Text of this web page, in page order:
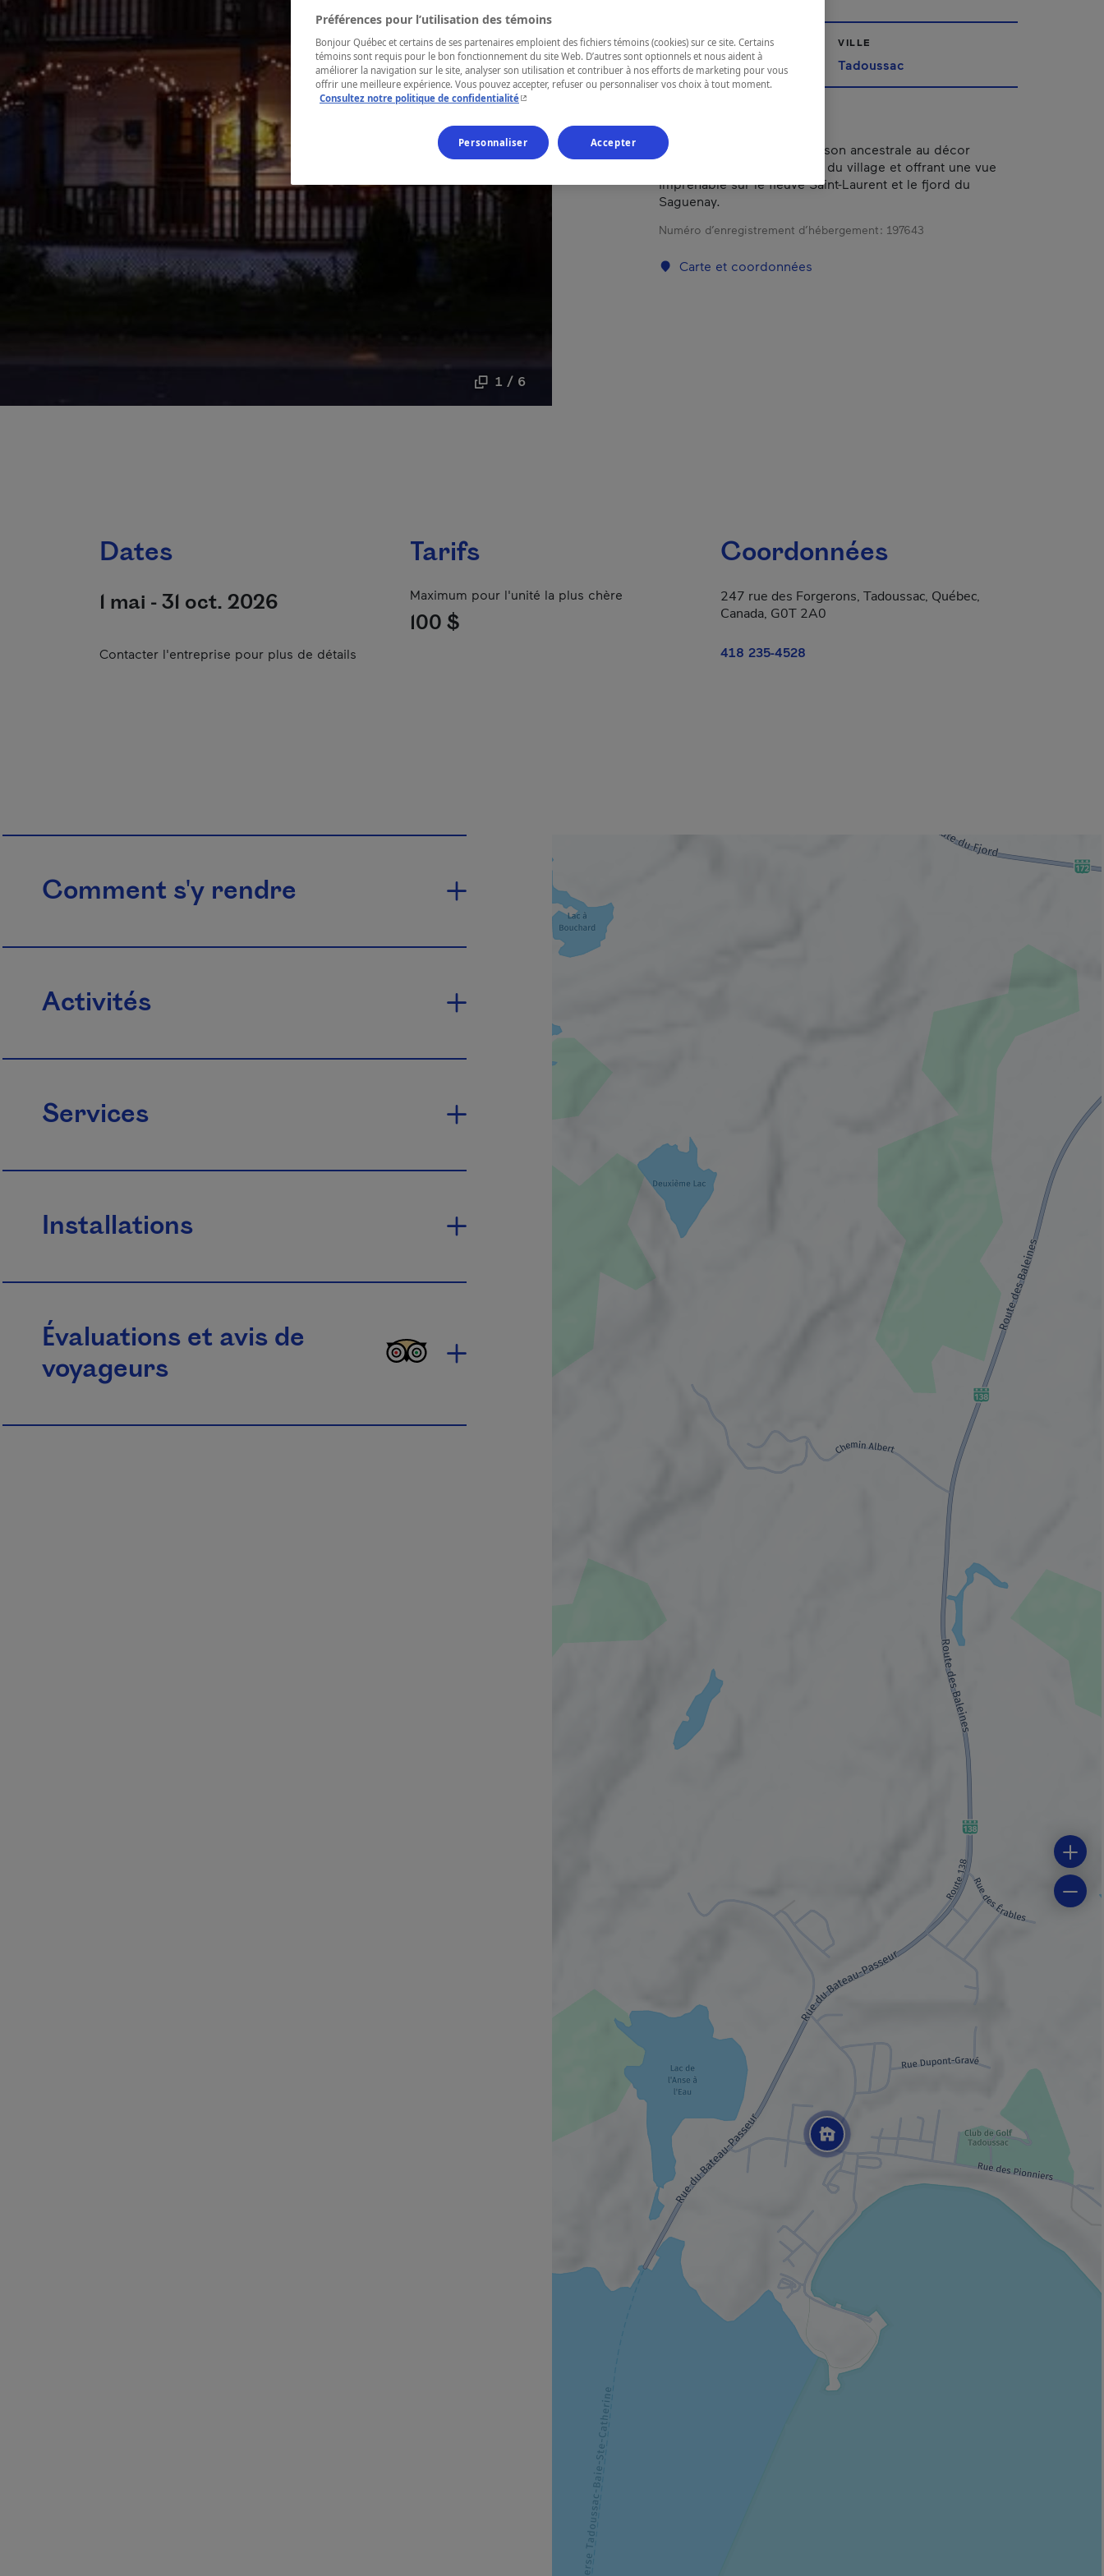
1 / 6
RÉGION
Côte-Nord
VILLE
Tadoussac
Venez relaxer dans une maison ancestrale au décor
chaleureux, située au cœur du village et offrant une vue
imprenable sur le fleuve Saint-Laurent et le fjord du
Saguenay.
Numéro d’enregistrement d’hébergement : 197643
Carte et coordonnées
Dates
1 mai - 31 oct. 2026
Contacter l'entreprise pour plus de détails
Tarifs
Maximum pour l'unité la plus chère
100 $
Coordonnées
247 rue des Forgerons, Tadoussac, Québec,
Canada, G0T 2A0
418 235-4528
Comment s'y rendre
Activités
Services
Installations
Évaluations et avis de
voyageurs
Préférences pour l’utilisation des témoins
Bonjour Québec et certains de ses partenaires emploient des fichiers témoins (cookies) sur ce site. Certains
témoins sont requis pour le bon fonctionnement du site Web. D’autres sont optionnels et nous aident à
améliorer la navigation sur le site, analyser son utilisation et contribuer à nos efforts de marketing pour vous
offrir une meilleure expérience. Vous pouvez accepter, refuser ou personnaliser vos choix à tout moment.
Consultez notre politique de confidentialité- Cet hyperlien s'ouvrira dans une nouvelle fenêtre.
Personnaliser Accepter